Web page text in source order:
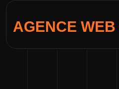
AGENCE WEB